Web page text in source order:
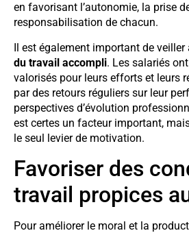
en favorisant l’autonomie, la prise
responsabilisation de chacun.
Il est également important de veiller
du travail accompli. Les salariés
valorisés pour leurs efforts et leurs
par des retours réguliers sur leur
perspectives d’évolution
est certes un facteur important,
le seul levier de motivation.
Favoriser des
travail propices
Pour améliorer le moral et la